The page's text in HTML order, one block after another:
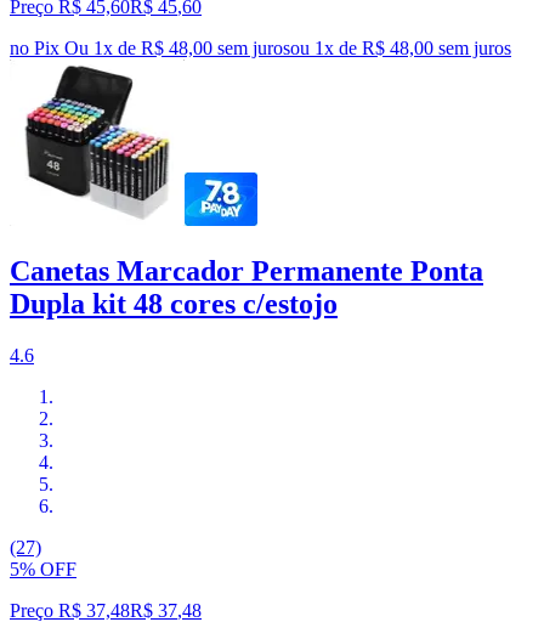
Preço R$ 45,60R$ 45,60
no Pix Ou 1x de R$ 48,00 sem jurosou 1x de R$ 48,00 sem juros
Canetas Marcador Permanente Ponta
Dupla kit 48 cores c/estojo
4.6
(27)
5% OFF
Preço R$ 37,48R$ 37,48